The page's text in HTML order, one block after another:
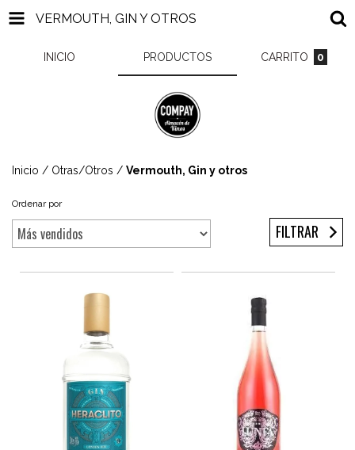
VERMOUTH, GIN Y OTROS
INICIO PRODUCTOS CARRITO 0
Inicio / Otras/Otros / Vermouth, Gin y otros
Ordenar por
FILTRAR